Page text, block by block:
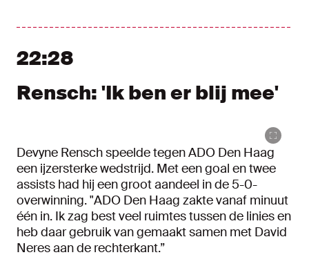
22:28
Rensch: 'Ik ben er blij mee'
Devyne Rensch speelde tegen ADO Den Haag
een ijzersterke wedstrijd. Met een goal en twee
assists had hij een groot aandeel in de 5-0-
overwinning. "ADO Den Haag zakte vanaf minuut
één in. Ik zag best veel ruimtes tussen de linies en
heb daar gebruik van gemaakt samen met David
Neres aan de rechterkant.”